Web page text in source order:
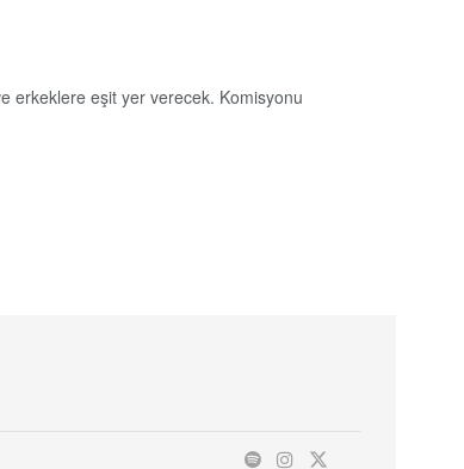
erkeklere eşit yer verecek. Komisyonu